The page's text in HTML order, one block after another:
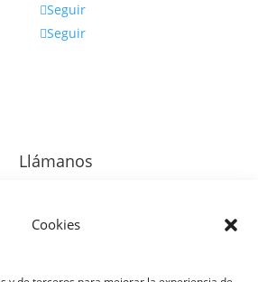
Cookies
Seguir
Seguir
Llámanos